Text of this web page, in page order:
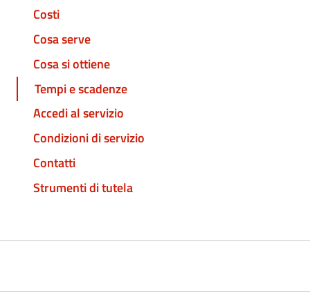
Costi
Cosa serve
Cosa si ottiene
Tempi e scadenze
Accedi al servizio
Condizioni di servizio
Contatti
Strumenti di tutela